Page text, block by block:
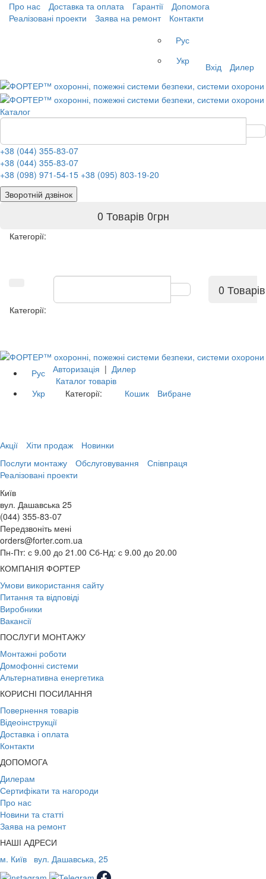
Про нас Доставка та оплата Гарантії
Допомога
Реалізовані проекти
Заява на ремонт
Контакти
Рус
Укр
Вхід Дилер
Каталог
+38 (044) 355-83-07
+38 (044) 355-83-07
+38 (098) 971-54-15 +38 (095) 803-19-20
Зворотній дзвінок
0 Товарів 0грн
Категорії:
0 Товарів
Категорії:
Рус
Укр
Авторизація | Дилер
Каталог товарів
Категорії:
Кошик Вибране
Акції Хіти продаж
Новинки
Послуги монтажу
Обслуговування
Співпраця
Реалізовані проекти
Київ
вул. Дашавська 25
(044) 355-83-07
Передзвоніть мені
orders@forter.com.ua
Пн-Пт: с 9.00 до 21.00 Сб-Нд: с 9.00 до 20.00
КОМПАНІЯ ФОРТЕР
Умови використання сайту
Питання та відповіді
Виробники
Вакансії
ПОСЛУГИ МОНТАЖУ
Монтажні роботи
Домофонні системи
Альтернативна енергетика
КОРИСНІ ПОСИЛАННЯ
Повернення товарів
Відеоінструкції
Доставка і оплата
Контакти
ДОПОМОГА
Дилерам
Сертифікати та нагороди
Про нас
Новини та статті
Заява на ремонт
НАШІ АДРЕСИ
м. Київ
вул. Дашавська, 25